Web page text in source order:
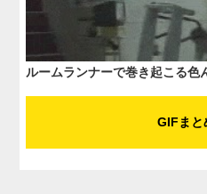
ルームランナーで巻き起こる色
GIFまと